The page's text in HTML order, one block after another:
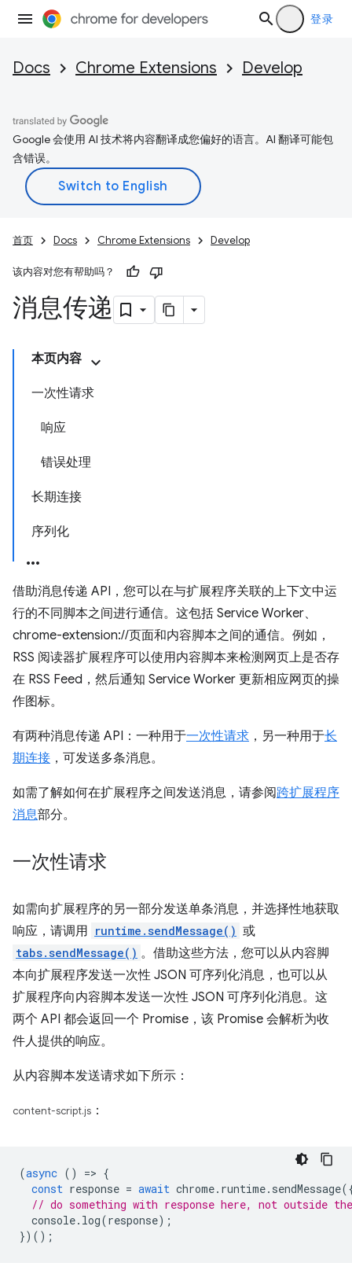
登录
Docs Chrome Extensions Develop
Google 会使用 AI 技术将内容翻译成您偏好的语言。AI 翻译可能包
含错误。
首页 Docs Chrome Extensions Develop
该内容对您有帮助吗？
消息传递
本页内容
一次性请求
响应
错误处理
长期连接
序列化
借助消息传递 API，您可以在与扩展程序关联的上下文中运
行的不同脚本之间进行通信。这包括 Service Worker、
chrome-extension://页面和内容脚本之间的通信。例如，
RSS 阅读器扩展程序可以使用内容脚本来检测网页上是否存
在 RSS Feed，然后通知 Service Worker 更新相应网页的操
作图标。
有两种消息传递 API：一种用于一次性请求 ，另一种用于长
期连接 ，可发送多条消息。
如需了解如何在扩展程序之间发送消息，请参阅跨扩展程序
消息部分。
一次性请求
如需向扩展程序的另一部分发送单条消息，并选择性地获取
响应，请调用 runtime.sendMessage() 或
tabs.sendMessage() 。借助这些方法，您可以从内容脚
本向扩展程序发送一次性 JSON 可序列化消息，也可以从
扩展程序向内容脚本发送一次性 JSON 可序列化消息。这
两个 API 都会返回一个 Promise，该 Promise 会解析为收
件人提供的响应。
从内容脚本发送请求如下所示：
content-script.js ：
(async () => {
const response = await chrome. runtime. sendMessage
// do something with response here, not outside
console. log(response);
})();